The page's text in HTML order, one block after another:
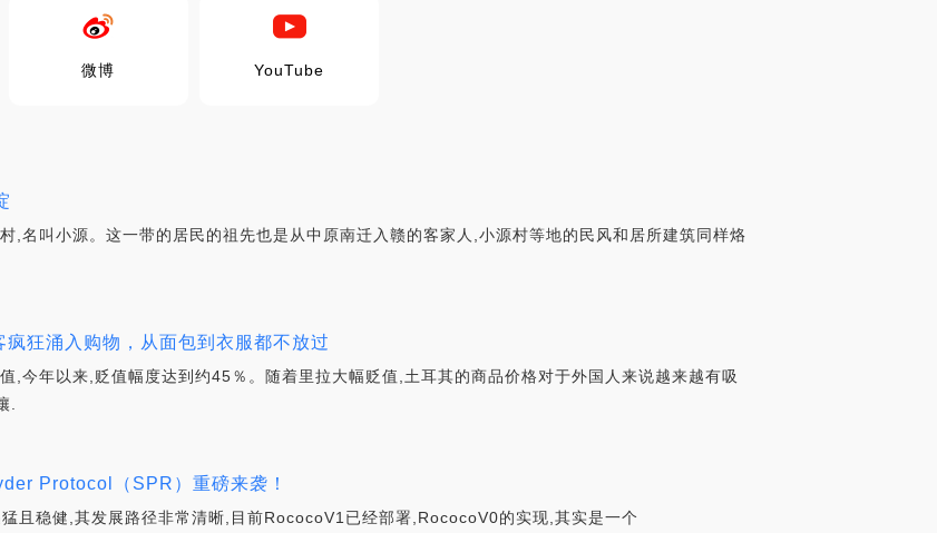
微博 YouTube
,名叫小源。这一带的居民的祖先也是从中原南迁入赣的客家人,小源村等地的民风和居所建筑同样烙
狂涌入购物，从面包到衣服都不放过
年以来,贬值幅度达到约45％。随着里拉大幅贬值,土耳其的商品价格对于外国人来说越来越有吸
.
Protocol（SPR）重磅来袭！
且稳健,其发展路径非常清晰,目前RococoV1已经部署,RococoV0的实现,其实是一个